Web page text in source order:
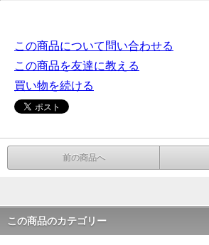
この商品について問い合わせる
この商品を友達に教える
買い物を続ける
前の商品へ
この商品のカテゴリー